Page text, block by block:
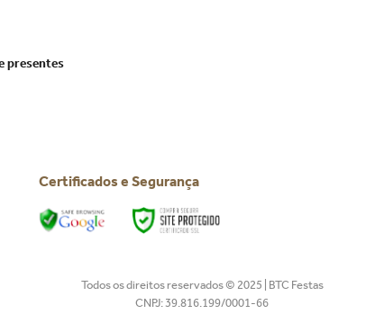
presentes
Certificados e Segurança
Todos os direitos reservados © 2025 | BTC Festas
CNPJ: 39.816.199/0001-66